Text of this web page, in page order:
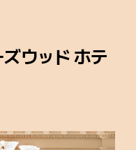
ウッド ホテ